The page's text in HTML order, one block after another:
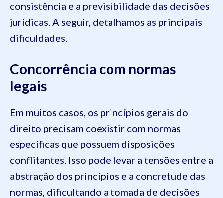
consistência e a previsibilidade das decisões
jurídicas. A seguir, detalhamos as principais
dificuldades.
Concorrência com normas
legais
Em muitos casos, os princípios gerais do
direito precisam coexistir com normas
específicas que possuem disposições
conflitantes. Isso pode levar a tensões entre a
abstração dos princípios e a concretude das
normas, dificultando a tomada de decisões